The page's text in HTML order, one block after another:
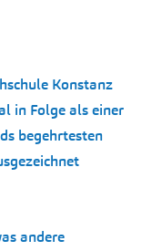
Konstanz
in Folge als einer
begehrtesten
andere